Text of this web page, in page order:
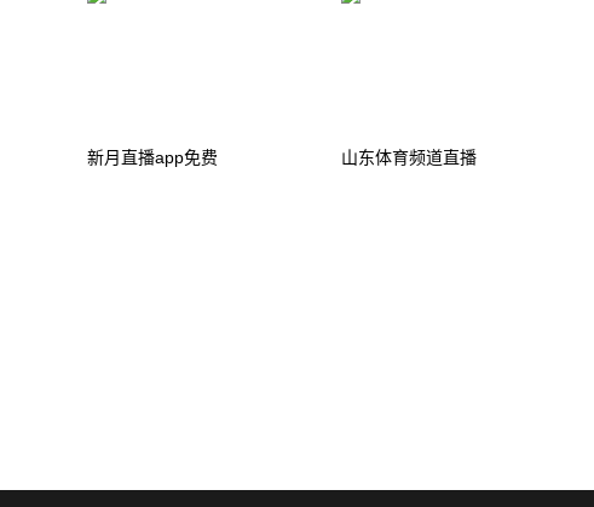
新月直播app免费 山东体育频道直播